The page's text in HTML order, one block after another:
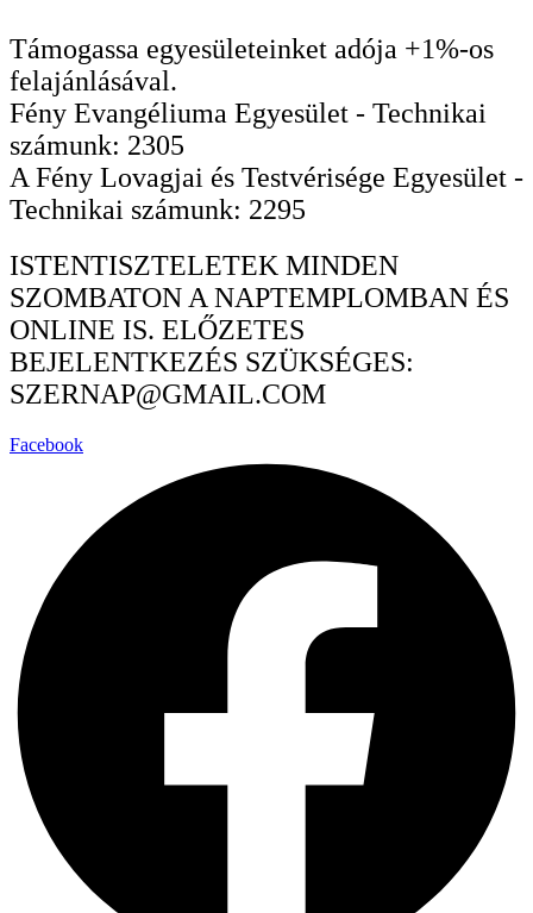
a
tartalomhoz
Támogassa egyesületeinket adója +1%-os
felajánlásával.
Fény Evangéliuma Egyesület - Technikai
számunk: 2305
A Fény Lovagjai és Testvérisége Egyesület -
Technikai számunk: 2295
ISTENTISZTELETEK MINDEN
SZOMBATON A NAPTEMPLOMBAN ÉS
ONLINE IS. ELŐZETES
BEJELENTKEZÉS SZÜKSÉGES:
SZERNAP@GMAIL.COM
Facebook